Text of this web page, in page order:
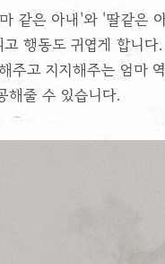
같은 아내'와 '딸같은
행동도 귀엽게 합니다
주고 지지해주는 엄마
해줄 수 있습니다.